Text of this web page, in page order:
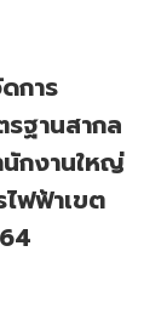
การ
ฐานสากล
กงานใหญ่
ฟฟ้าเขต